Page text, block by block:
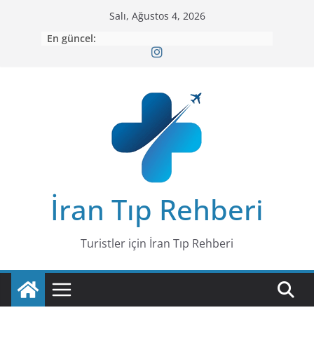
Salı, Ağustos 4, 2026
En güncel:
İran Tıp Rehberi
Turistler için İran Tıp Rehberi